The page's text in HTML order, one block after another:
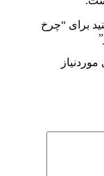
برای “چرخ